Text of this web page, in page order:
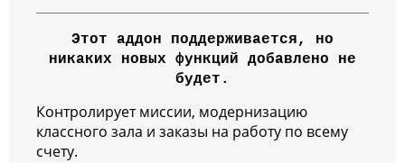
Этот аддон поддерживается, но
никаких новых функций добавлено не
будет.
Контролирует миссии, модернизацию
классного зала и заказы на работу по всему
счету.